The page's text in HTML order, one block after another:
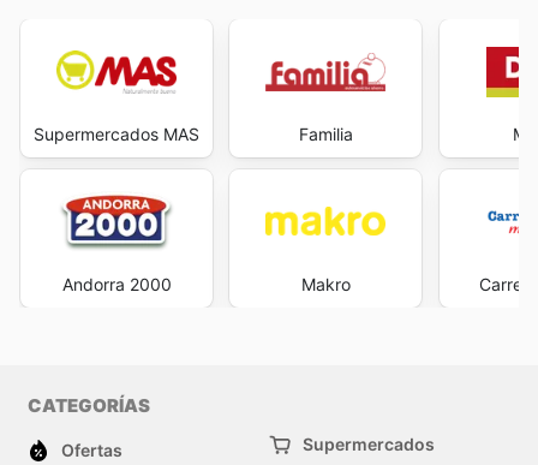
Supermercados MAS
Andorra 2000
Familia
Makro
CATEGORÍAS
Ofertas
Supermercados